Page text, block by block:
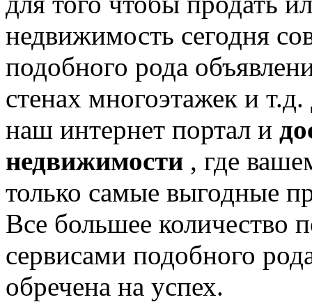
недвижимость сегодня
подобного рода
стенах многоэтажек и
наш интернет портал и
недвижимости , где
только самые выгодные
Все большее количество
сервисами подобного
обречена на успех.